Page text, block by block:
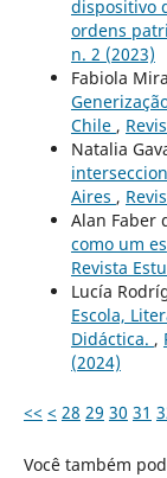
dispositivo
ordens
n. 2 (2023)
Fabiola
Chile ,
Natalia
Aires ,
Alan Faber
como um
Revista
Lucía
Escola,
Didáctica. ,
(2024)
<< < 28 29 30 31
Você também